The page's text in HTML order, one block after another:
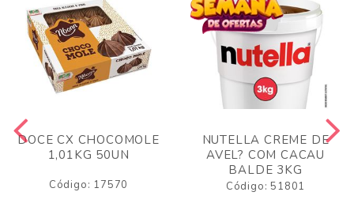
DOCE CX CHOCOMOLE
1,01KG 50UN
Código: 17570
NUTELLA CREME DE
AVEL? COM CACAU
BALDE 3KG
Código: 51801